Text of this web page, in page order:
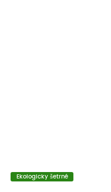
Ekologicky šetrné